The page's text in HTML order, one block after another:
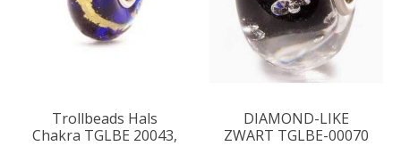
Trollbeads Hals
Chakra TGLBE 20043,
DIAMOND-LIKE
ZWART TGLBE-00070